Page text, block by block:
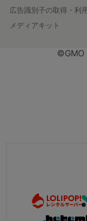
広告識別子の取得・利用
メディアキット
©GMO